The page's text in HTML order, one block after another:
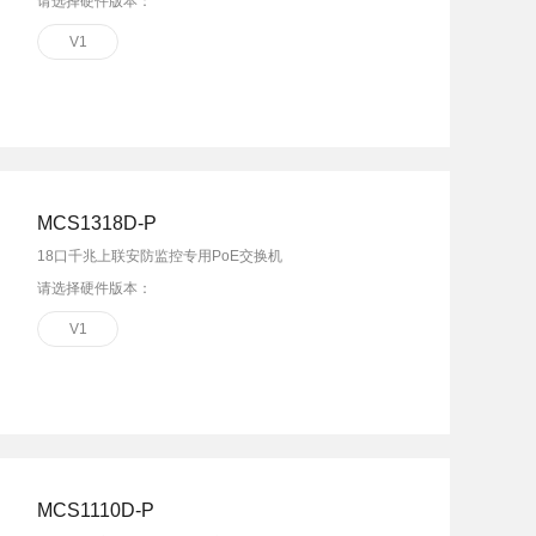
V1
MCS1318D-P
18口千兆上联安防监控专用PoE交换机
请选择硬件版本：
V1
MCS1110D-P